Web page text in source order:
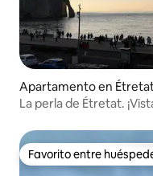
Apartamento en
La perla de Étretat.
Favorito entre
Favorito entre